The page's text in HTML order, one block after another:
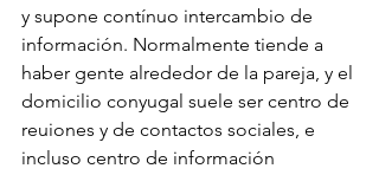
y supone contínuo intercambio de
información. Normalmente tiende a
haber gente alrededor de la pareja, y el
domicilio conyugal suele ser centro de
reuiones y de contactos sociales, e
incluso centro de información